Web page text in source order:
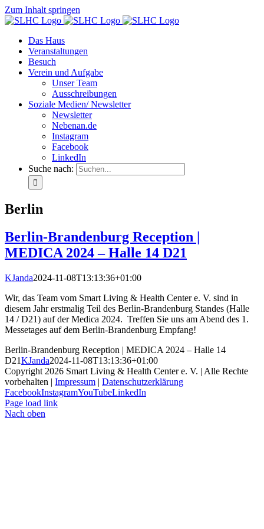
Zum Inhalt springen
Das Haus
Veranstaltungen
Besuch
Verein und Aufgabe
Unser Team
Ausschreibungen
Soziale Medien/ Newsletter
Newsletter
Nebenan.de
Instagram
Facebook
LinkedIn
Suche nach:
Berlin
Berlin-Brandenburg Reception |
MEDICA 2024 – Halle 14 D21
KJanda2024-11-08T13:13:36+01:00
Wir, das Team vom Smart Living & Health Center e. V. sind in
diesem Jahr erstmalig Teil des Berlin-Brandenburg Standes (Halle
14 / D21) auf der Medica 2024. Treffen Sie uns am Abend des 1.
Messetages auf dem Berlin-Brandenburg Empfang!
Berlin-Brandenburg Reception | MEDICA 2024 – Halle 14
D21KJanda2024-11-08T13:13:36+01:00
Copyright 2026 Smart Living & Health Center e. V. | Alle Rechte
vorbehalten | Impressum | Datenschutzerklärung
FacebookInstagramYouTubeLinkedIn
Page load link
Nach oben